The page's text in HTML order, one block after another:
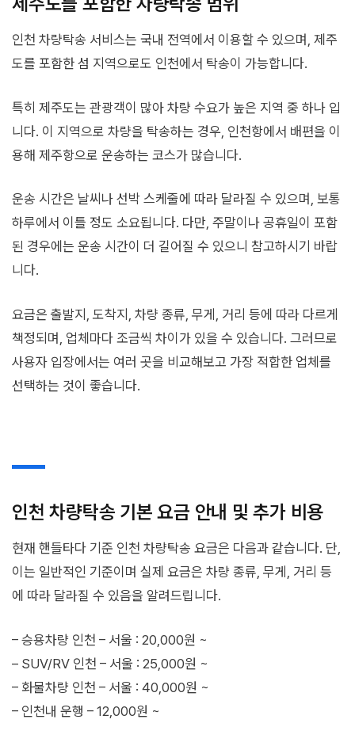
인천 차량탁송 서비스는 국내 전역에서 이용할 수 있으며, 제주
도를 포함한 섬 지역으로도 인천에서 탁송이 가능합니다.
특히 제주도는 관광객이 많아 차량 수요가 높은 지역 중 하나 입
니다. 이 지역으로 차량을 탁송하는 경우, 인천항에서 배편을 이
용해 제주항으로 운송하는 코스가 많습니다.
운송 시간은 날씨나 선박 스케줄에 따라 달라질 수 있으며, 보통
하루에서 이틀 정도 소요됩니다. 다만, 주말이나 공휴일이 포함
된 경우에는 운송 시간이 더 길어질 수 있으니 참고하시기 바랍
니다.
요금은 출발지, 도착지, 차량 종류, 무게, 거리 등에 따라 다르게
책정되며, 업체마다 조금씩 차이가 있을 수 있습니다. 그러므로
사용자 입장에서는 여러 곳을 비교해보고 가장 적합한 업체를
선택하는 것이 좋습니다.
인천 차량탁송 기본 요금 안내 및 추가 비용
현재 핸들타다 기준 인천 차량탁송 요금은 다음과 같습니다. 단,
이는 일반적인 기준이며 실제 요금은 차량 종류, 무게, 거리 등
에 따라 달라질 수 있음을 알려드립니다.
– 승용차량 인천 – 서울 : 20,000원 ~
– SUV/RV 인천 – 서울 : 25,000원 ~
– 화물차량 인천 – 서울 : 40,000원 ~
– 인천내 운행 – 12,000원 ~